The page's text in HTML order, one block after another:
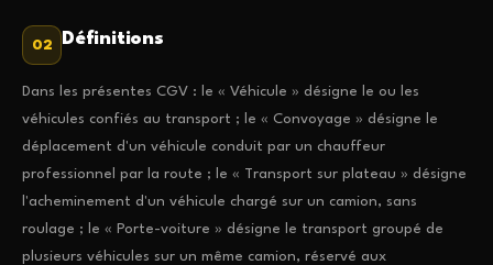
02 Définitions
Dans les présentes CGV : le « Véhicule » désigne le ou les
véhicules confiés au transport ; le « Convoyage » désigne le
déplacement d'un véhicule conduit par un chauffeur
professionnel par la route ; le « Transport sur plateau » désigne
l'acheminement d'un véhicule chargé sur un camion, sans
roulage ; le « Porte-voiture » désigne le transport groupé de
plusieurs véhicules sur un même camion, réservé aux